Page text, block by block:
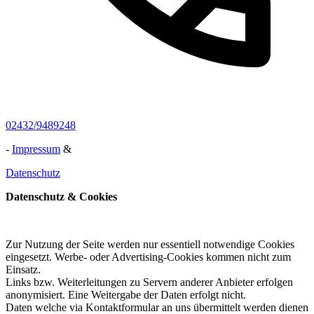
02432/9489248
- Impressum &
Datenschutz
Datenschutz & Cookies
Zur Nutzung der Seite werden nur essentiell notwendige Cookies
eingesetzt. Werbe- oder Advertising-Cookies kommen nicht zum
Einsatz.
Links bzw. Weiterleitungen zu Servern anderer Anbieter erfolgen
anonymisiert. Eine Weitergabe der Daten erfolgt nicht.
Daten welche via Kontaktformular an uns übermittelt werden dienen